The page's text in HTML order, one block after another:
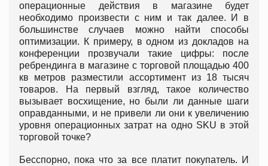
операционные действия в магазине будет
необходимо произвести с ним и так далее. И в
большинстве случаев можно найти способы
оптимизации. К примеру, в одном из докладов на
конференции прозвучали такие цифры: после
ребрендинга в магазине с торговой площадью 400
кв метров разместили ассортимент из 18 тысяч
товаров. На первый взгляд, такое количество
вызывает восхищение, но были ли данные шаги
оправданными, и не привели ли они к увеличению
уровня операционных затрат на одно SKU в этой
торговой точке?
Бесспорно, пока что за все платит покупатель. И